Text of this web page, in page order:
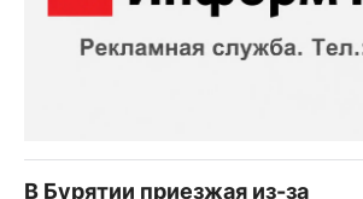
В Бурятии приезжая из-за